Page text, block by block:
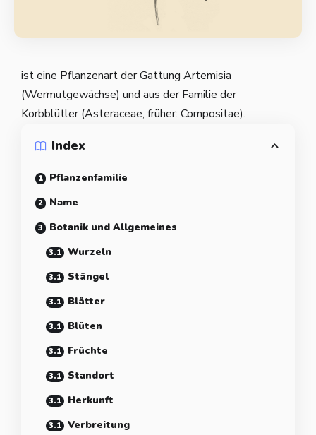
ist eine Pflanzenart der Gattung Artemisia
(Wermutgewächse) und aus der Familie der
Korbblütler (Asteraceae, früher: Compositae).
Index
Pflanzenfamilie
Name
Botanik und Allgemeines
Wurzeln
Stängel
Blätter
Blüten
Früchte
Standort
Herkunft
Verbreitung